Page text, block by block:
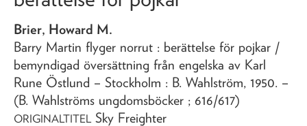
Brier, Howard M.
Barry Martin flyger norrut : berättelse för pojkar /
bemyndigad översättning från engelska av Karl
Rune Östlund – Stockholm : B. Wahlström, 1950. –
(B. Wahlströms ungdomsböcker ; 616/617)
ORIGINALTITEL Sky Freighter